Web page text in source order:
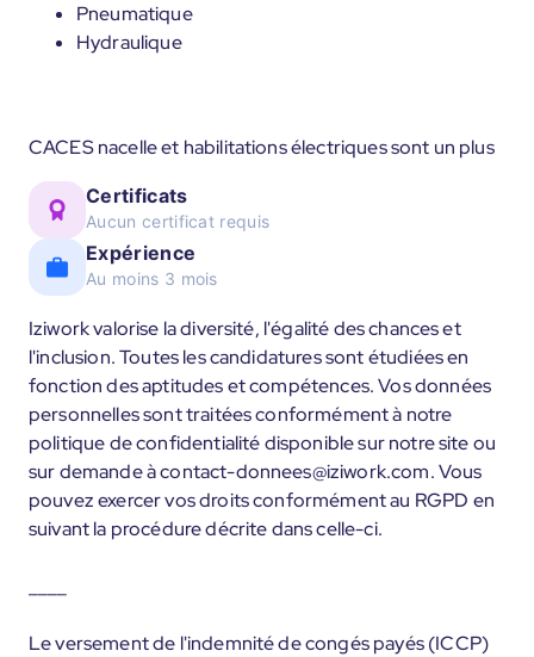
Pneumatique
Hydraulique
CACES nacelle et habilitations électriques sont un plus
Certificats
Aucun certificat requis
Expérience
Au moins 3 mois
Iziwork valorise la diversité, l'égalité des chances et
l'inclusion. Toutes les candidatures sont étudiées en
fonction des aptitudes et compétences. Vos données
personnelles sont traitées conformément à notre
politique de confidentialité disponible sur notre site ou
sur demande à contact-donnees@iziwork.com. Vous
pouvez exercer vos droits conformément au RGPD en
suivant la procédure décrite dans celle-ci.
Le versement de l'indemnité de congés payés (ICCP)